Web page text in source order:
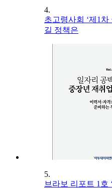
4.
초고령사회 ‘제1
길 정책은
5.
브라보 리포트 1호